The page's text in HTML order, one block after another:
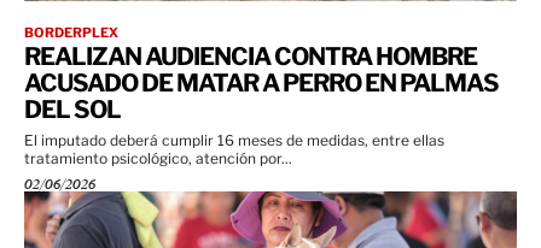
BORDERPLEX
REALIZAN AUDIENCIA CONTRA HOMBRE
ACUSADO DE MATAR A PERRO EN PALMAS
DEL SOL
El imputado deberá cumplir 16 meses de medidas, entre ellas
tratamiento psicológico, atención por...
02/06/2026